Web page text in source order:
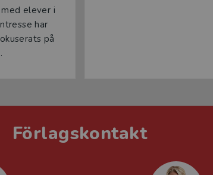
elever i
har
på
Förlagskontakt